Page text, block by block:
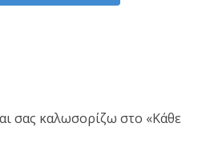
σας καλωσορίζω στο «Κάθε